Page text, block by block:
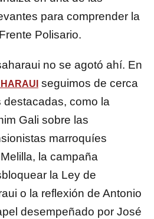
para comprender la
Polisario.
no se agotó ahí. En
seguimos de cerca
destacadas, como la
Gali sobre las
marroquíes
la campaña
la Ley de
o la reflexión de Antonio
desempeñado por José